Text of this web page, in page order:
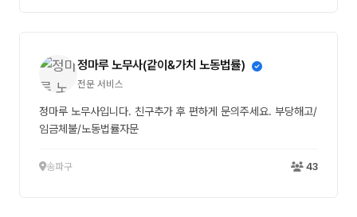
정마루 노무사(같이&가치 노동법률)
전문 서비스
정마루 노무사입니다. 친구추가 후 편하게 문의주세요. 부당해고/
임금체불/노동법률자문
송파구 43